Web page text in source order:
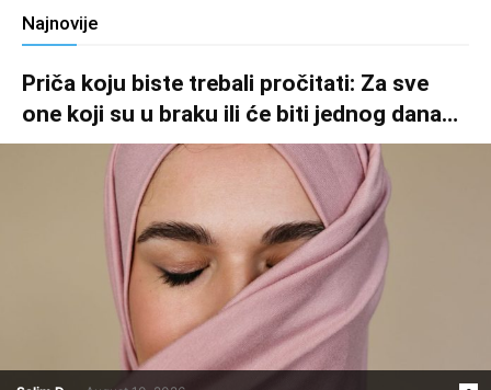
Najnovije
Priča koju biste trebali pročitati: Za sve
one koji su u braku ili će biti jednog dana…